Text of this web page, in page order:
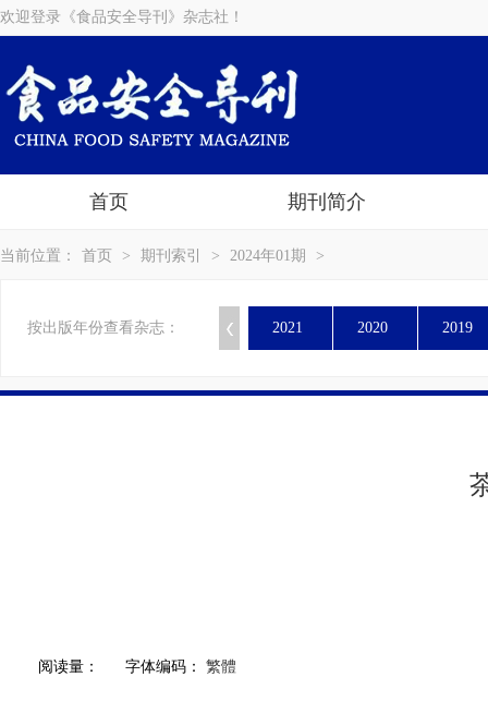
欢迎登录《食品安全导刊》杂志社！
首页 期刊简介
当前位置： 首页 > 期刊索引 > 2024年01期 >
按出版年份查看杂志： 2021 2020 2019
阅读量： 字体编码： 繁體